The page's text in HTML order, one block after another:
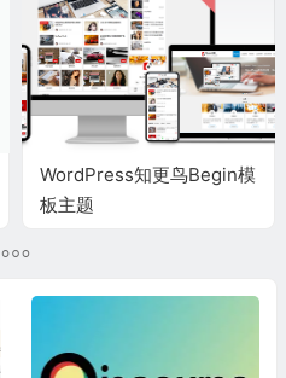
WordPress知更鸟Begin模
板主题